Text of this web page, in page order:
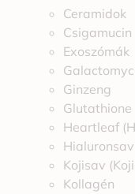
Ceramidok
Csigamucin
Exoszómák
Ginzeng
Glutathione
Heartleaf
Hialuronsav
Kojisav
Kollagén